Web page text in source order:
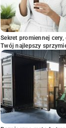
Sekret promiennej
Twój najlepszy